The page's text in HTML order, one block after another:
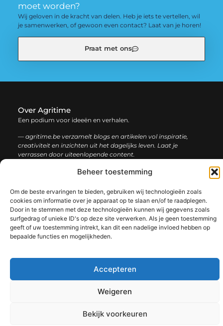
Beheer toestemming
Om de beste ervaringen te bieden, gebruiken wij technologieën zoals
cookies om informatie over je apparaat op te slaan en/of te raadplegen.
Door in te stemmen met deze technologieën kunnen wij gegevens zoals
surfgedrag of unieke ID's op deze site verwerken. Als je geen toestemming
geeft of uw toestemming intrekt, kan dit een nadelige invloed hebben op
bepaalde functies en mogelijkheden.
Accepteren
Weigeren
Bekijk voorkeuren
moet worden?
Wij geloven in de kracht van delen. Heb je iets te vertellen, wil
je samenwerken, of gewoon even contact? Laat van je horen!
Praat met ons
Over Agritime
Een podium voor ideeën en verhalen.
— agritime.be verzamelt blogs en artikelen vol inspiratie,
creativiteit en inzichten uit het dagelijks leven. Laat je
verrassen door uiteenlopende content.
informatie